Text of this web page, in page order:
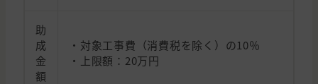
助
成
金
額
・対象工事費（消費税を除く）の10％
・上限額：20万円